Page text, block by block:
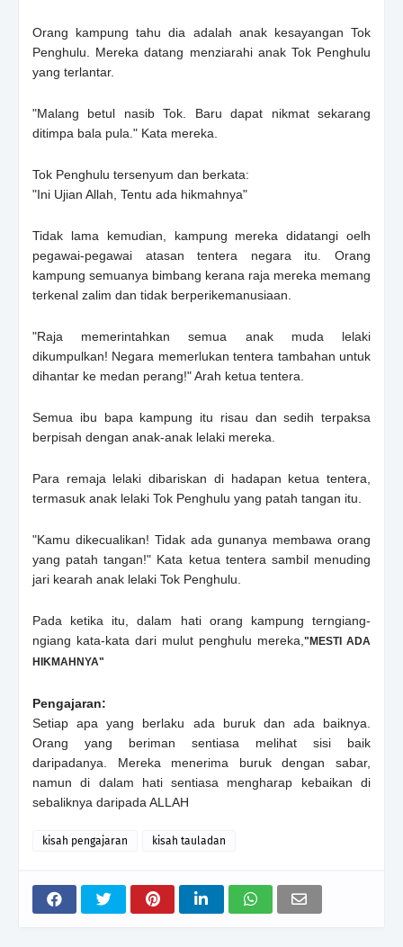
Orang kampung tahu dia adalah anak kesayangan Tok
Penghulu. Mereka datang menziarahi anak Tok Penghulu
yang terlantar.
"Malang betul nasib Tok. Baru dapat nikmat sekarang
ditimpa bala pula." Kata mereka.
Tok Penghulu tersenyum dan berkata:
"Ini Ujian Allah, Tentu ada hikmahnya"
Tidak lama kemudian, kampung mereka didatangi oelh
pegawai-pegawai atasan tentera negara itu. Orang
kampung semuanya bimbang kerana raja mereka memang
terkenal zalim dan tidak berperikemanusiaan.
"Raja memerintahkan semua anak muda lelaki
dikumpulkan! Negara memerlukan tentera tambahan untuk
dihantar ke medan perang!" Arah ketua tentera.
Semua ibu bapa kampung itu risau dan sedih terpaksa
berpisah dengan anak-anak lelaki mereka.
Para remaja lelaki dibariskan di hadapan ketua tentera,
termasuk anak lelaki Tok Penghulu yang patah tangan itu.
"Kamu dikecualikan! Tidak ada gunanya membawa orang
yang patah tangan!" Kata ketua tentera sambil menuding
jari kearah anak lelaki Tok Penghulu.
Pada ketika itu, dalam hati orang kampung terngiang-
ngiang kata-kata dari mulut penghulu mereka, "MESTI ADA
HIKMAHNYA"
Pengajaran:
Setiap apa yang berlaku ada buruk dan ada baiknya.
Orang yang beriman sentiasa melihat sisi baik
daripadanya. Mereka menerima buruk dengan sabar,
namun di dalam hati sentiasa mengharap kebaikan di
sebaliknya daripada ALLAH
kisah pengajaran kisah tauladan